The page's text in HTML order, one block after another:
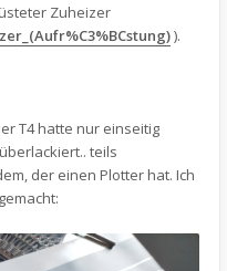
Zuheizer
).
T4 hatte nur einseitig
teils
der einen Plotter hat. Ich